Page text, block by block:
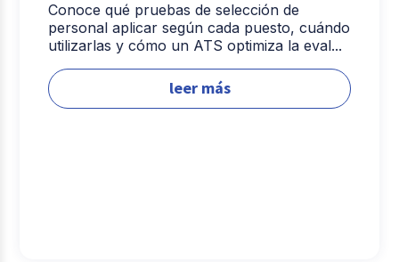
Conoce qué pruebas de selección de
personal aplicar según cada puesto, cuándo
utilizarlas y cómo un ATS optimiza la eval...
leer más